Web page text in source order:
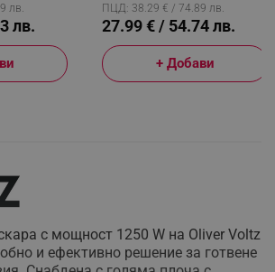
лв.
лв.
ПЦД: 38.29 € / 74.89 лв.
27.99 € / 54.74 лв.
+ Добави
с мощност 1250 W на Oliver Voltz
и ефективно решение за готвене